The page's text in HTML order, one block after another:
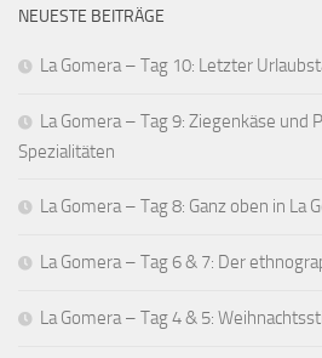
NEUESTE BEITRÄGE
La Gomera – Tag 10: Letzter
La Gomera – Tag 9: Ziegenkäse und
Spezialitäten
La Gomera – Tag 8: Ganz oben in La
La Gomera – Tag 6 & 7: Der
La Gomera – Tag 4 & 5: